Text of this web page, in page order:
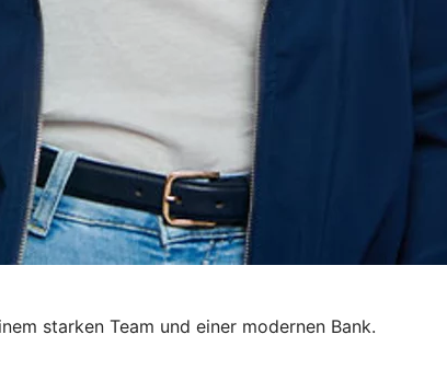
starken Team und einer modernen Bank.